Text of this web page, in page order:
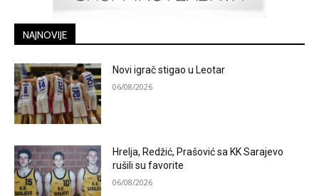
NAJNOVIJE
Novi igrač stigao u Leotar
06/08/2026
Hrelja, Redžić, Prašović sa KK Sarajevo
rušili su favorite
06/08/2026